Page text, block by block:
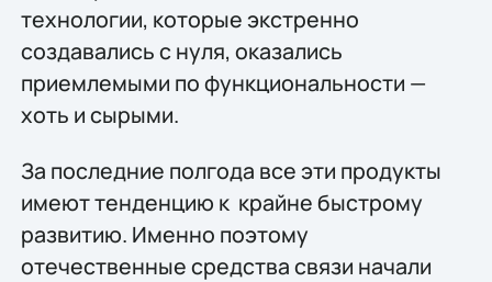
технологии, которые экстренно
создавались с нуля, оказались
приемлемыми по функциональности —
хоть и сырыми.
За последние полгода все эти продукты
имеют тенденцию к крайне быстрому
развитию. Именно поэтому
отечественные средства связи начали